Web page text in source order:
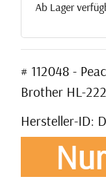
Ab Lager
# 112048 -
Brother HL-
Hersteller-ID: